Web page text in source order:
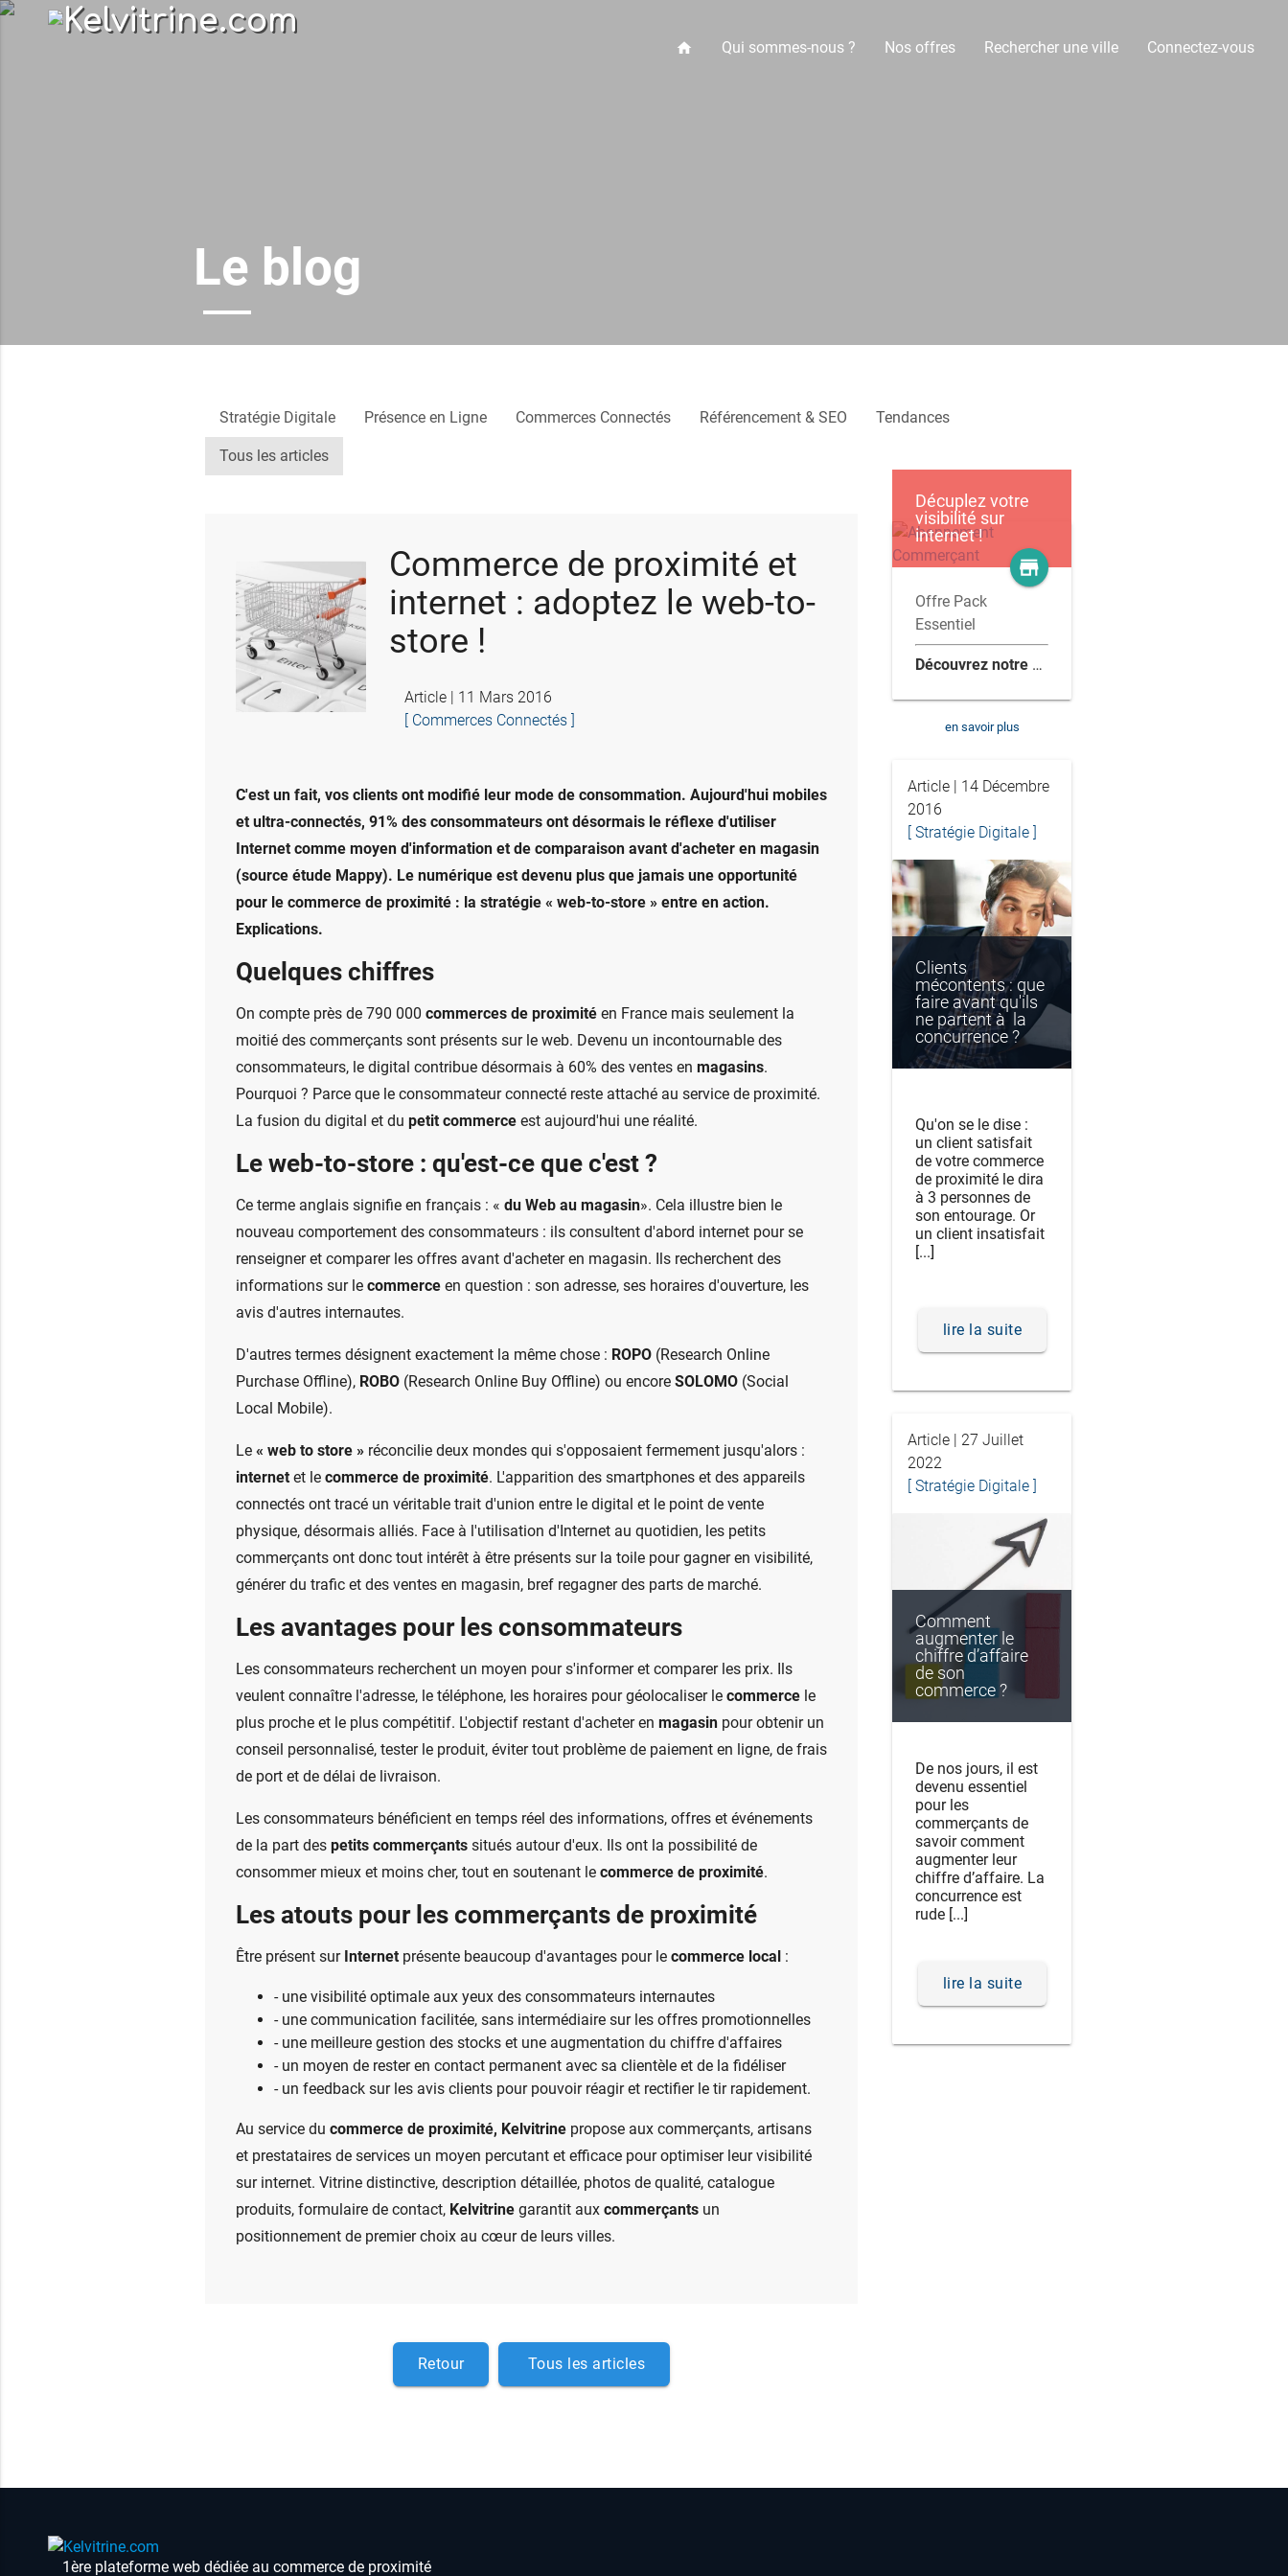
home Qui sommes-nous ? Nos offres Rechercher une ville Connectez-vous
Le blog
Stratégie Digitale Présence en Ligne Commerces Connectés Référencement & SEO Tendances
Tous les articles
Commerce de proximité et
internet : adoptez le web-to-
store !
Article | 11 Mars 2016
[ Commerces Connectés ]
C'est un fait, vos clients ont modifié leur mode de consommation. Aujourd'hui mobiles
et ultra-connectés, 91% des consommateurs ont désormais le réflexe d'utiliser
Internet comme moyen d'information et de comparaison avant d'acheter en magasin
(source étude Mappy). Le numérique est devenu plus que jamais une opportunité
pour le commerce de proximité : la stratégie « web-to-store » entre en action.
Explications.
Quelques chiffres
On compte près de 790 000 commerces de proximitéen France mais seulement la
moitié des commerçants sont présents sur le web. Devenu un incontournable des
consommateurs, le digital contribue désormais à 60% des ventes en magasins.
Pourquoi ? Parce que le consommateur connecté reste attaché au service de proximité.
La fusion du digital et du petit commerceest aujourd'hui une réalité.
Le web-to-store : qu'est-ce que c'est ?
Ce terme anglais signifie en français : « du Web au magasin». Cela illustre bien le
nouveau comportement des consommateurs : ils consultent d'abord internet pour se
renseigner et comparer les offres avant d'acheter en magasin. Ils recherchent des
informations sur le commerceen question : son adresse, ses horaires d'ouverture, les
avis d'autres internautes.
D'autres termes désignent exactement la même chose : ROPO(Research Online
Purchase Offline), ROBO(Research Online Buy Offline) ou encore SOLOMO(Social
Local Mobile).
Le « web to store »réconcilie deux mondes qui s'opposaient fermement jusqu'alors :
internetet le commerce de proximité. L'apparition des smartphones et des appareils
connectés ont tracé un véritable trait d'union entre le digital et le point de vente
physique, désormais alliés. Face à l'utilisation d'Internet au quotidien, les petits
commerçants ont donc tout intérêt à être présents sur la toile pour gagner en visibilité,
générer du trafic et des ventes en magasin, bref regagner des parts de marché.
Les avantages pour les consommateurs
Les consommateurs recherchent un moyen pour s'informer et comparer les prix. Ils
veulent connaître l'adresse, le téléphone, les horaires pour géolocaliser le commercele
plus proche et le plus compétitif. L'objectif restant d'acheter en magasinpour obtenir un
conseil personnalisé, tester le produit, éviter tout problème de paiement en ligne, de frais
de port et de délai de livraison.
Les consommateurs bénéficient en temps réel des informations, offres et événements
de la part des petits commerçantssitués autour d'eux. Ils ont la possibilité de
consommer mieux et moins cher, tout en soutenant le commerce de proximité.
Les atouts pour les commerçants de proximité
Être présent sur Internetprésente beaucoup d'avantages pour le commerce local:
- une visibilité optimale aux yeux des consommateurs internautes
- une communication facilitée, sans intermédiaire sur les offres promotionnelles
- une meilleure gestion des stocks et une augmentation du chiffre d'affaires
- un moyen de rester en contact permanent avec sa clientèle et de la fidéliser
- un feedback sur les avis clients pour pouvoir réagir et rectifier le tir rapidement.
Au service du commerce de proximité, Kelvitrinepropose aux commerçants, artisans
et prestataires de services un moyen percutant et efficace pour optimiser leur visibilité
sur internet. Vitrine distinctive, description détaillée, photos de qualité, catalogue
produits, formulaire de contact, Kelvitrinegarantit aux commerçantsun
positionnement de premier choix au cœur de leurs villes.
Retour Tous les articles
Décuplez votre
visibilité sur
internet !
store
Offre Pack
Essentiel
Découvrez notre offre clés en main
en savoir plus
Article | 14 Décembre
2016
[ Stratégie Digitale ]
Clients
mécontents : que
faire avant qu'ils
ne partent à la
concurrence ?
Qu'on se le dise :
un client satisfait
de votre commerce
de proximité le dira
à 3 personnes de
son entourage. Or
un client insatisfait
[...]
lire la suite
Article | 27 Juillet
2022
[ Stratégie Digitale ]
Comment
augmenter le
chiffre d’affaire
de son
commerce ?
De nos jours, il est
devenu essentiel
pour les
commerçants de
savoir comment
augmenter leur
chiffre d’affaire. La
concurrence est
rude [...]
lire la suite
1ère plateforme web dédiée au commerce de proximité